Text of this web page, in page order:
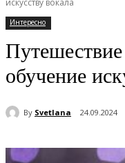
искусству вокала
Интересно
обучение
By Svetlana 24.09.2024